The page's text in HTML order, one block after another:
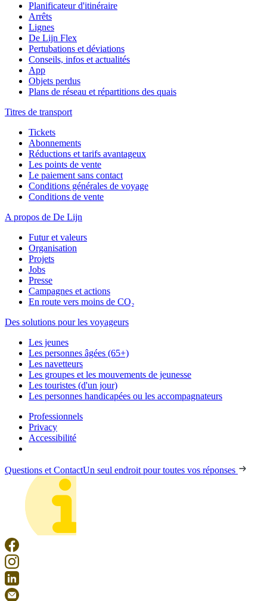
Planificateur d'itinéraire
Arrêts
Lignes
De Lijn Flex
Pertubations et déviations
Conseils, infos et actualités
App
Objets perdus
Plans de réseau et répartitions des quais
Titres de transport
Tickets
Abonnements
Réductions et tarifs avantageux
Les points de vente
Le paiement sans contact
Conditions générales de voyage
Conditions de vente
A propos de De Lijn
Futur et valeurs
Organisation
Projets
Jobs
Presse
Campagnes et actions
En route vers moins de CO₂
Des solutions pour les voyageurs
Les jeunes
Les personnes âgées (65+)
Les navetteurs
Les groupes et les mouvements de jeunesse
Les touristes (d'un jour)
Les personnes handicapées ou les accompagnateurs
Professionnels
Privacy
Accessibilité
Questions et ContactUn seul endroit pour toutes vos réponses